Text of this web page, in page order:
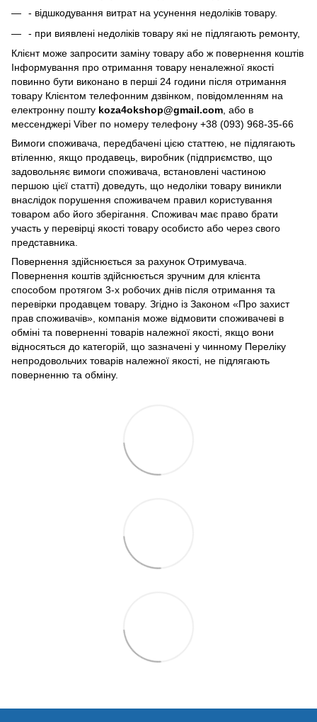
- відшкодування витрат на усунення недоліків товару.
- при виявлені недоліків товару які не підлягають ремонту,
Клієнт може запросити заміну товару або ж повернення коштів
Інформування про отримання товару неналежної якості
повинно бути виконано в перші 24 години після отримання
товару Клієнтом телефонним дзвінком, повідомленням на
електронну пошту koza4okshop@gmail.com, або в
мессенджері Viber по номеру телефону +38 (093) 968-35-66
Вимоги споживача, передбачені цією статтею, не підлягають
втіленню, якщо продавець, виробник (підприємство, що
задовольняє вимоги споживача, встановлені частиною
першою цієї статті) доведуть, що недоліки товару виникли
внаслідок порушення споживачем правил користування
товаром або його зберігання. Споживач має право брати
участь у перевірці якості товару особисто або через свого
представника.
Повернення здійснюється за рахунок Отримувача.
Повернення коштів здійснюється зручним для клієнта
способом протягом 3-х робочих днів після отримання та
перевірки продавцем товару. Згідно із Законом «Про захист
прав споживачів», компанія може відмовити споживачеві в
обміні та поверненні товарів належної якості, якщо вони
відносяться до категорій, що зазначені у чинному Переліку
непродовольчих товарів належної якості, не підлягають
поверненню та обміну.